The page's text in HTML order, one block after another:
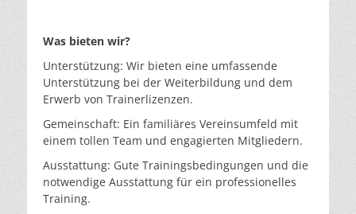
Was bieten wir?
Unterstützung: Wir bieten eine umfassende
Unterstützung bei der Weiterbildung und dem
Erwerb von Trainerlizenzen.
Gemeinschaft: Ein familiäres Vereinsumfeld mit
einem tollen Team und engagierten Mitgliedern.
Ausstattung: Gute Trainingsbedingungen und die
notwendige Ausstattung für ein professionelles
Training.